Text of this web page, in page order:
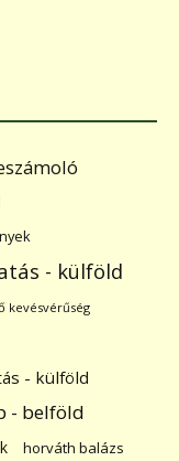
- külföld
kevésvérűség
- külföld
- belföld
horváth balázs